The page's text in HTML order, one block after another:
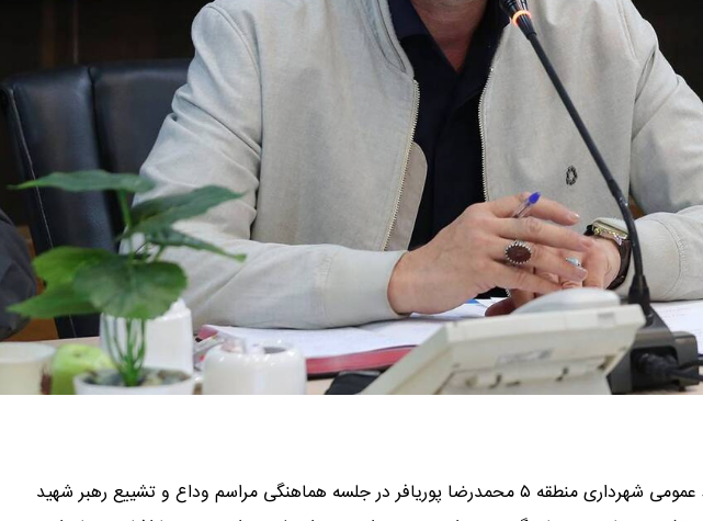
به گزارش روابط عمومی شهرداری منطقه ۵ محمدرضا پوریافر در جلسه هماهنگی مراسم وداع و تشییع رهبر شهید